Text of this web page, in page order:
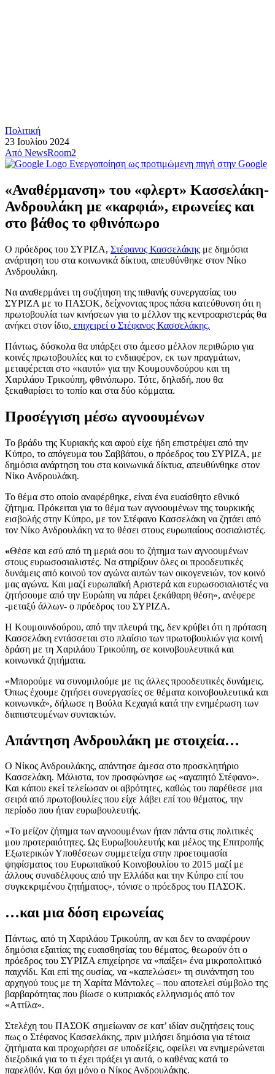
Πολιτική
23 Ιουλίου 2024
Από NewsRoom2
Ενεργοποίηση ως προτιμώμενη πηγή στην Google
«Αναθέρμανση» του «φλερτ» Κασσελάκη-
Ανδρουλάκη με «καρφιά», ειρωνείες και
στο βάθος το φθινόπωρο
Ο πρόεδρος του ΣΥΡΙΖΑ, Στέφανος Κασσελάκης με δημόσια
ανάρτηση του στα κοινωνικά δίκτυα, απευθύνθηκε στον Νίκο
Ανδρουλάκη.
Να αναθερμάνει τη συζήτηση της πιθανής συνεργασίας του
ΣΥΡΙΖΑ με το ΠΑΣΟΚ, δείχνοντας προς πάσα κατεύθυνση ότι η
πρωτοβουλία των κινήσεων για το μέλλον της κεντροαριστεράς θα
ανήκει στον ίδιο, επιχειρεί ο Στέφανος Κασσελάκης.
Πάντως, δύσκολα θα υπάρξει στο άμεσο μέλλον περιθώριο για
κοινές πρωτοβουλίες και το ενδιαφέρον, εκ των πραγμάτων,
μεταφέρεται στο «καυτό» για την Κουμουνδούρου και τη
Χαριλάου Τρικούπη, φθινόπωρο. Τότε, δηλαδή, που θα
ξεκαθαρίσει το τοπίο και στα δύο κόμματα.
Προσέγγιση μέσω αγνοουμένων
Το βράδυ της Κυριακής και αφού είχε ήδη επιστρέψει από την
Κύπρο, το απόγευμα του Σαββάτου, ο πρόεδρος του ΣΥΡΙΖΑ, με
δημόσια ανάρτηση του στα κοινωνικά δίκτυα, απευθύνθηκε στον
Νίκο Ανδρουλάκη.
Το θέμα στο οποίο αναφέρθηκε, είναι ένα ευαίσθητο εθνικό
ζήτημα. Πρόκειται για το θέμα των αγνοουμένων της τουρκικής
εισβολής στην Κύπρο, με τον Στέφανο Κασσελάκη να ζητάει από
τον Νίκο Ανδρουλάκη να το θέσει στους ευρωπαίους σοσιαλιστές.
«Θέσε και εσύ από τη μεριά σου το ζήτημα των αγνοουμένων
στους ευρωσοσιαλιστές. Να στηρίξουν όλες οι προοδευτικές
δυνάμεις από κοινού τον αγώνα αυτών των οικογενειών, τον κοινό
μας αγώνα. Και μαζί ευρωπαϊκή Αριστερά και ευρωσοσιαλιστές να
ζητήσουμε από την Ευρώπη να πάρει ξεκάθαρη θέση», ανέφερε
-μεταξύ άλλων- ο πρόεδρος του ΣΥΡΙΖΑ.
Η Κουμουνδούρου, από την πλευρά της, δεν κρύβει ότι η πρόταση
Κασσελάκη εντάσσεται στο πλαίσιο των πρωτοβουλιών για κοινή
δράση με τη Χαριλάου Τρικούπη, σε κοινοβουλευτικά και
κοινωνικά ζητήματα.
«Μπορούμε να συνομιλούμε με τις άλλες προοδευτικές δυνάμεις.
Όπως έχουμε ζητήσει συνεργασίες σε θέματα κοινοβουλευτικά και
κοινωνικά», δήλωσε η Βούλα Κεχαγιά κατά την ενημέρωση των
διαπιστευμένων συντακτών.
Απάντηση Ανδρουλάκη με στοιχεία…
Ο Νίκος Ανδρουλάκης, απάντησε άμεσα στο προσκλητήριο
Κασσελάκη. Μάλιστα, τον προσφώνησε ως «αγαπητό Στέφανο».
Και κάπου εκεί τελείωσαν οι αβρότητες, καθώς του παρέθεσε μια
σειρά από πρωτοβουλίες που είχε λάβει επί του θέματος, την
περίοδο που ήταν ευρωβουλευτής.
«Το μείζον ζήτημα των αγνοουμένων ήταν πάντα στις πολιτικές
μου προτεραιότητες. Ως Ευρωβουλευτής και μέλος της Επιτροπής
Εξωτερικών Υποθέσεων συμμετείχα στην προετοιμασία
ψηφίσματος του Ευρωπαϊκού Κοινοβουλίου το 2015 μαζί με
άλλους συναδέλφους από την Ελλάδα και την Κύπρο επί του
συγκεκριμένου ζητήματος», τόνισε ο πρόεδρος του ΠΑΣΟΚ.
…και μια δόση ειρωνείας
Πάντως, από τη Χαριλάου Τρικούπη, αν και δεν το αναφέρουν
δημόσια εξαιτίας της ευαισθησίας του θέματος, θεωρούν ότι ο
πρόεδρος του ΣΥΡΙΖΑ επιχείρησε να «παίξει» ένα μικροπολιτικό
παιχνίδι. Και επί της ουσίας, να «καπελώσει» τη συνάντηση του
αρχηγού τους με τη Χαρίτα Μάντολες – που αποτελεί σύμβολο της
βαρβαρότητας που βίωσε ο κυπριακός ελληνισμός από τον
«Αττίλα».
Στελέχη του ΠΑΣΟΚ σημείωναν σε κατ’ ιδίαν συζητήσεις τους
πως ο Στέφανος Κασσελάκης, πριν μιλήσει δημόσια για τέτοια
ζητήματα και προχωρήσει σε υποδείξεις, οφείλει να ενημερώνεται
διεξοδικά για το τι έχει πράξει γι αυτά, ο καθένας κατά το
παρελθόν. Και όχι μόνο ο Νίκος Ανδρουλάκης.